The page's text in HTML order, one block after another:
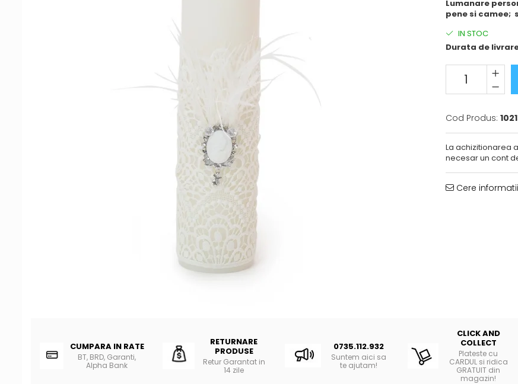
Lumanare
pene si camee;
IN STOC
Durata de
Cod Produs:
La achizitionarea
necesar un cont
Cere informatii
CUMPARA IN RATE
BT, BRD, Garanti,
Alpha Bank
RETURNARE
PRODUSE
Retur Garantat in
14 zile
0735.112.932
Suntem aici sa
te ajutam!
CLICK AND
COLLECT
Plateste cu
CARDUL si ridica
GRATUIT din
magazin!